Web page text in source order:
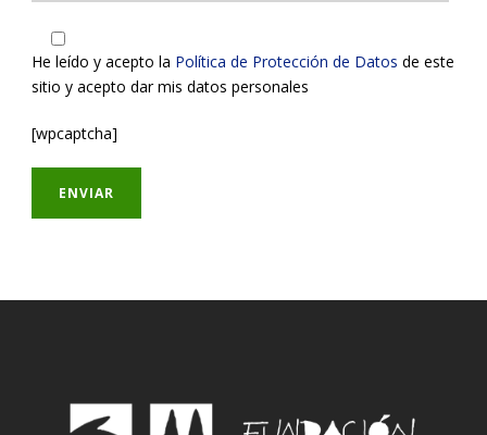
He leído y acepto la Política de Protección de Datos de este
sitio y acepto dar mis datos personales
[wpcaptcha]